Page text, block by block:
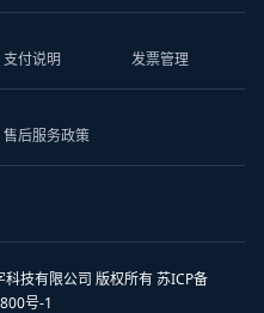
支付说明 发票管理
售后服务政策
技有限公司 版权所有 苏ICP备
号-1